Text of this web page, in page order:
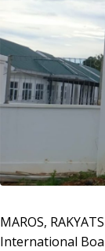
MAROS,
International